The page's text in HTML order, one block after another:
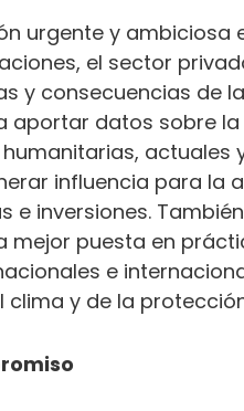
urgente y ambiciosa
el sector
y consecuencias de
aportar datos sobre
influencia para la
e inversiones.
mejor puesta en
e
clima y de la